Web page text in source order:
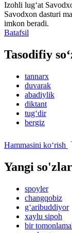
Izohli lugʻat
Savodxon dasturi
imkon beradi.
Batafsil
Tasodifiy
tannarx
duvarak
abadiylik
diktant
tug‘dir
bergiz
Hammasini ko‘rish
Yangi so'zlar
spoyler
changqobiz
g‘aribuddiyor
xaylu sipoh
bir